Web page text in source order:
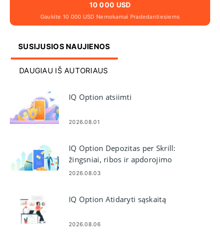
10 000 USD
Gaukite 10 000 USD Nemokamai Pradedantiesiems
SUSIJUSIOS NAUJIENOS
DAUGIAU IŠ AUTORIAUS
IQ Option atsiimti
2026.08.01
IQ Option Depozitas per Skrill:
žingsniai, ribos ir apdorojimo
laikas
2026.08.03
IQ Option Atidaryti sąskaitą
2026.08.06